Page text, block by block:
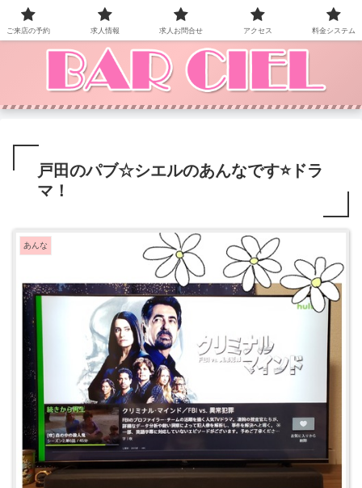
BAR CIEL！ご来店お待ちしています。
戸田のパブ☆シエルのあんなです⭐️ドラ
マ！
あんな
ご来店の予約 求人情報 求人お問合せ アクセス 料金システム